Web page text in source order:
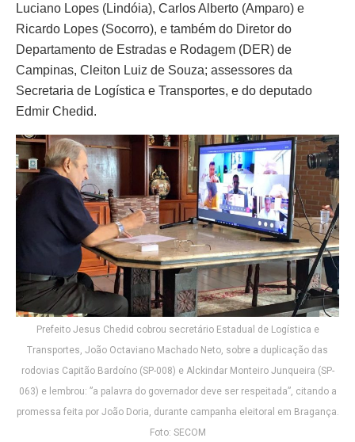
Luciano Lopes (Lindóia), Carlos Alberto (Amparo) e
Ricardo Lopes (Socorro), e também do Diretor do
Departamento de Estradas e Rodagem (DER) de
Campinas, Cleiton Luiz de Souza; assessores da
Secretaria de Logística e Transportes, e do deputado
Edmir Chedid.
Prefeito Jesus Chedid cobrou secretário Estadual de Logística e
Transportes, João Octaviano Machado Neto, sobre a duplicação das
rodovias Capitão Bardoíno (SP-008) e Alckindar Monteiro Junqueira (SP-
063) e lembrou: ”a palavra do governador deve ser respeitada”, citando a
promessa feita por João Doria, durante campanha eleitoral em Bragança.
Foto: SECOM